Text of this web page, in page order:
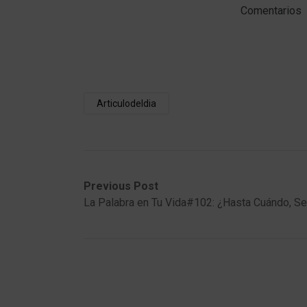
Comentarios
Articulodeldia
Previous Post
La Palabra en Tu Vida#102: ¿Hasta Cuándo,